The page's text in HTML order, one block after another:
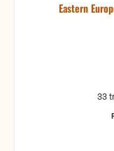
Eastern
33